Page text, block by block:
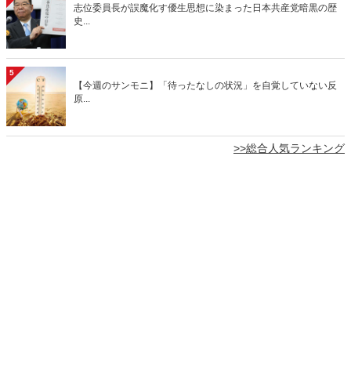
志位委員長が誤魔化す優生思想に染まった日本共産党暗黒の歴
史...
5
【今週のサンモニ】「待ったなしの状況」を自覚していない反
原...
>>総合人気ランキング